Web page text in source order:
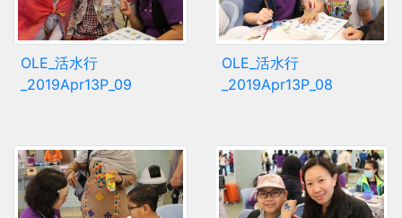
OLE_活水行
_2019Apr13P_09
OLE_活水行
_2019Apr13P_08